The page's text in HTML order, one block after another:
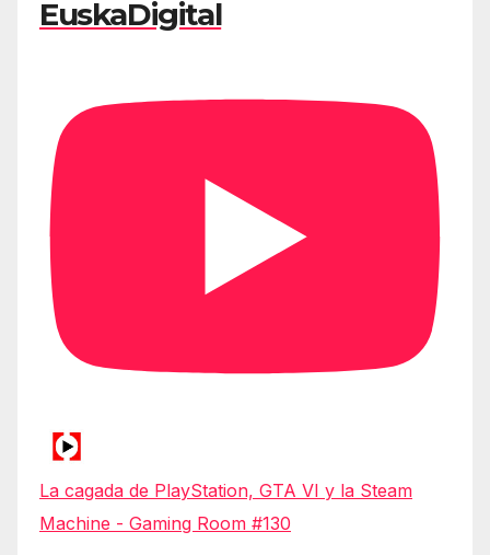
EuskaDigital
La cagada de PlayStation, GTA VI y la Steam
Machine - Gaming Room #130